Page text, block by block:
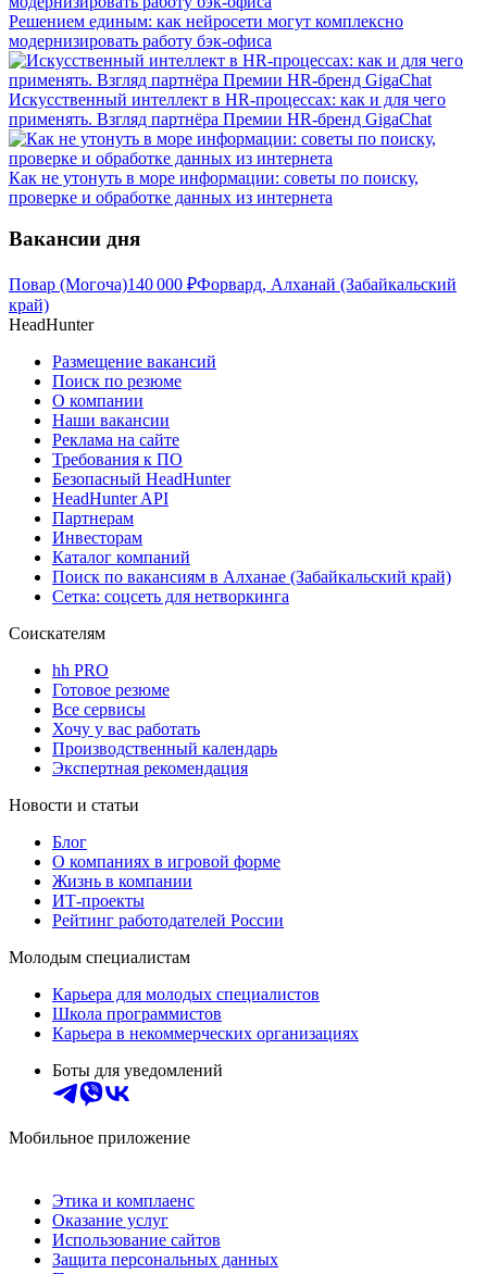
Решением единым: как нейросети могут комплексно
модернизировать работу бэк-офиса
Искусственный интеллект в HR-процессах: как и для чего
применять. Взгляд партнёра Премии HR-бренд GigaChat
Как не утонуть в море информации: советы по поиску,
проверке и обработке данных из интернета
Вакансии дня
Повар (Могоча)140 000 ₽Форвард, Алханай (Забайкальский
край)
HeadHunter
Размещение вакансий
Поиск по резюме
О компании
Наши вакансии
Реклама на сайте
Требования к ПО
Безопасный HeadHunter
HeadHunter API
Партнерам
Инвесторам
Каталог компаний
Поиск по вакансиям в Алханае (Забайкальский край)
Сетка: соцсеть для нетворкинга
Соискателям
hh PRO
Готовое резюме
Все сервисы
Хочу у вас работать
Производственный календарь
Экспертная рекомендация
Новости и статьи
Блог
О компаниях в игровой форме
Жизнь в компании
ИТ-проекты
Рейтинг работодателей России
Молодым специалистам
Карьера для молодых специалистов
Школа программистов
Карьера в некоммерческих организациях
Боты для уведомлений
Мобильное приложение
Этика и комплаенс
Оказание услуг
Использование сайтов
Защита персональных данных